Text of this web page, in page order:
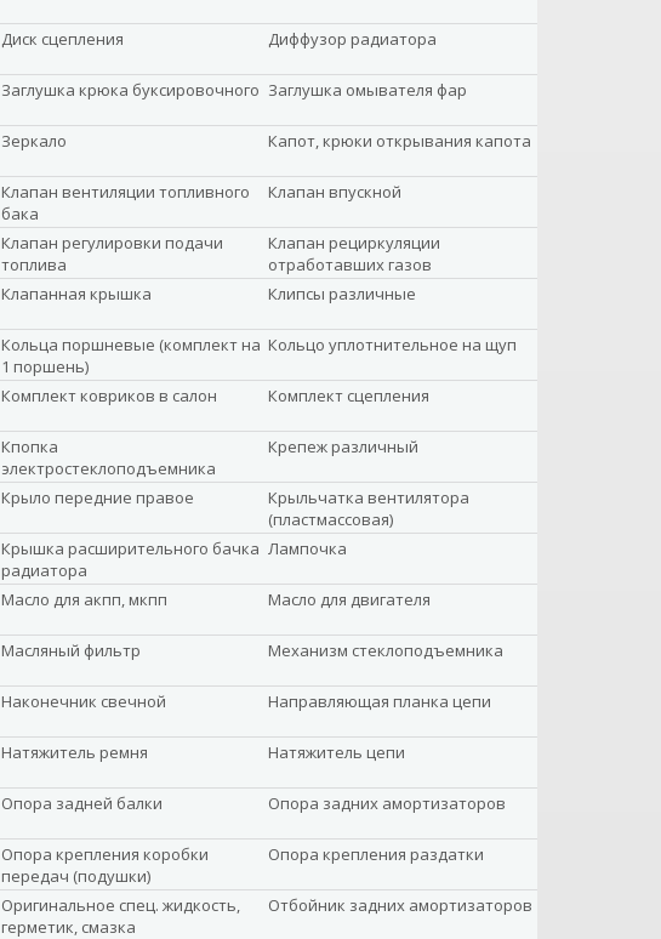
Диск сцепления Диффузор радиатора
Заглушка крюка буксировочного Заглушка омывателя фар
Зеркало Капот, крюки открывания капота
Клапан вентиляции топливного
бака
Клапан впускной
Клапан регулировки подачи
топлива
Клапан рециркуляции
отработавших газов
Клапанная крышка Клипсы различные
Кольца поршневые (комплект на
1 поршень)
Кольцо уплотнительное на щуп
Комплект ковриков в салон Комплект сцепления
Кпопка
электростеклоподъемника
Крепеж различный
Крыло передние правое
Крыльчатка вентилятора
(пластмассовая)
Крышка расширительного бачка
радиатора
Лампочка
Масло для акпп, мкпп Масло для двигателя
Масляный фильтр Механизм стеклоподъемника
Наконечник свечной Направляющая планка цепи
Натяжитель ремня Натяжитель цепи
Опора задней балки Опора задних амортизаторов
Опора крепления коробки
передач (подушки)
Опора крепления раздатки
Оригинальное спец. жидкость,
герметик, смазка
Отбойник задних амортизаторов